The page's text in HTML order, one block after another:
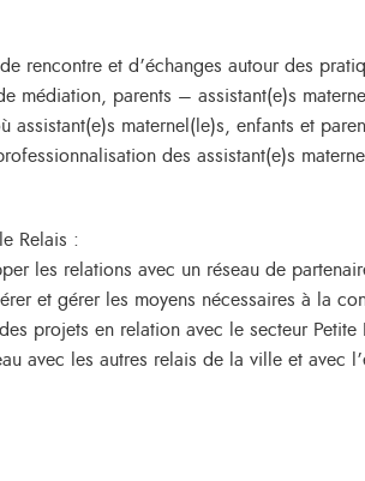
rencontre et d’échanges autour des
médiation, parents – assistant(e)s
assistant(e)s maternel(le)s, enfants et
des assistant(e)s
Relais :
les relations avec un réseau de
et gérer les moyens nécessaires à la
projets en relation avec le secteur
avec les autres relais de la ville et avec